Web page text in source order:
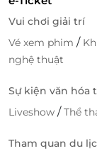
Vui chơi giải trí
Vé xem phim /
nghệ thuật
Sự kiện văn hóa
Liveshow /Thể
Tham quan du